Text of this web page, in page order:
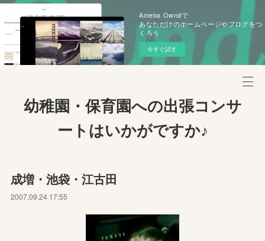
Ameba Owndで
あなただけのホームページやブログをつ
くろう
今すぐ試す
幼稚園・保育園への出張コンサ
ートはいかがですか♪
成増・池袋・江古田
2007.09.24 17:55